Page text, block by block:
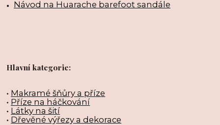
Návod na Huarache barefoot sandále
Hlavní kategorie:
• Makramé šňůry a příze
• Příze na háčkování
• Látky na šití
• Dřevěné výřezy a dekorace